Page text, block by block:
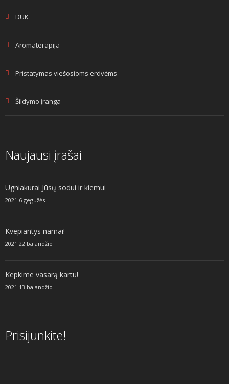
DUK
Aromaterapija
Pristatymas viešosioms erdvėms
Šildymo įranga
Naujausi įrašai
Ugniakurai Jūsų sodui ir kiemui
2021 6 gegužės
Kvepiantys namai!
2021 22 balandžio
Kepkime vasarą kartu!
2021 13 balandžio
Prisijunkite!